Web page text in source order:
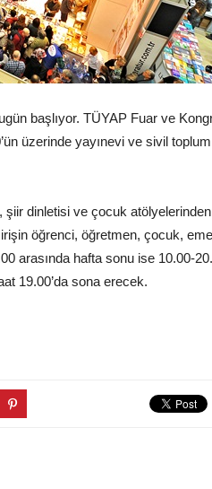
başlıyor. TÜYAP Fuar ve
üzerinde yayınevi ve sivil
dinletisi ve çocuk
öğrenci, öğretmen, çocuk,
arasında hafta sonu ise 10.00-
19.00’da sona erecek.